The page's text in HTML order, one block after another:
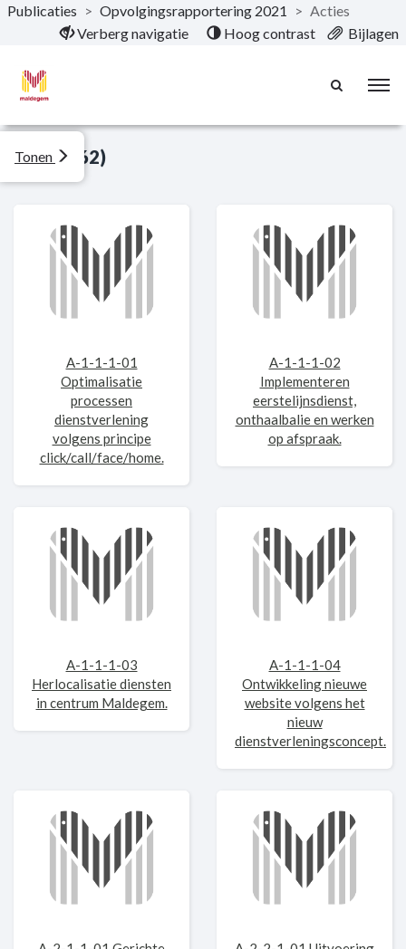
Naar hoofdinhoud
Publicaties > Opvolgingsrapportering 2021 > Acties
Verberg navigatie
Hoog contrast Bijlagen
Tonen
Acties (62)
A-1-1-1-01
Optimalisatie
processen
dienstverlening
volgens principe
click/call/face/home.
A-1-1-1-02
Implementeren
eerstelijnsdienst,
onthaalbalie en werken
op afspraak.
A-1-1-1-03
Herlocalisatie diensten
in centrum Maldegem.
A-1-1-1-04
Ontwikkeling nieuwe
website volgens het
nieuw
dienstverleningsconcept.